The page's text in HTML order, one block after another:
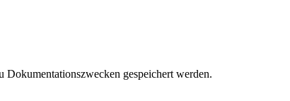
Dokumentationszwecken gespeichert werden.